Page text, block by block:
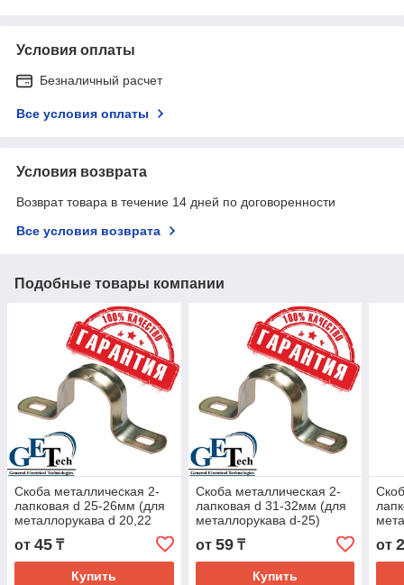
Условия оплаты
Безналичный расчет
Все условия оплаты
Условия возврата
Возврат товара в течение 14 дней по договоренности
Все условия возврата
Подобные товары компании
Скоба металлическая 2-
лапковая d 25-26мм (для
металлорукава d 20,22
от 45 ₸
Купить
Скоба металлическая 2-
лапковая d 31-32мм (для
металлорукава d-25)
от 59₸
Купить
от